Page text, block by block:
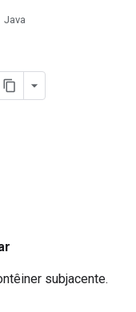
Java
subjacente.